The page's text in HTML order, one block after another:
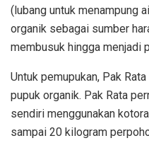
(lubang untuk menampung
organik sebagai sumber
membusuk hingga menjadi
Untuk pemupukan, Pak
pupuk organik. Pak Rata
sendiri menggunakan
sampai 20 kilogram